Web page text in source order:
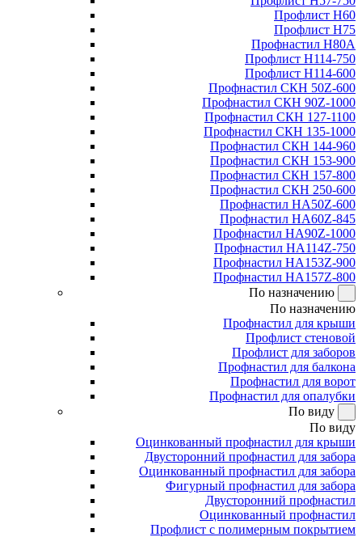
Профлист Н60
Профлист Н75
Профнастил Н80А
Профлист Н114-750
Профлист Н114-600
Профнастил СКН 50Z-600
Профнастил СКН 90Z-1000
Профнастил СКН 127-1100
Профнастил СКН 135-1000
Профнастил СКН 144-960
Профнастил СКН 153-900
Профнастил СКН 157-800
Профнастил СКН 250-600
Профнастил НА50Z-600
Профнастил НА60Z-845
Профнастил НА90Z-1000
Профнастил НА114Z-750
Профнастил НА153Z-900
Профнастил НА157Z-800
По назначению
По назначению
Профнастил для крыши
Профлист стеновой
Профлист для заборов
Профнастил для балкона
Профнастил для ворот
Профнастил для опалубки
По виду
По виду
Оцинкованный профнастил для крыши
Двусторонний профнастил для забора
Оцинкованный профнастил для забора
Фигурный профнастил для забора
Двусторонний профнастил
Оцинкованный профнастил
Профлист с полимерным покрытием